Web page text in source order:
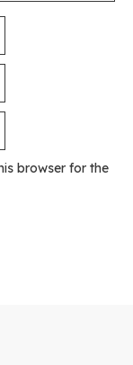
browser for the